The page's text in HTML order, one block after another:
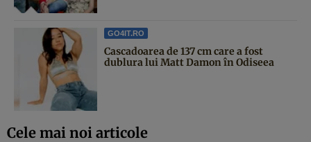
GO4IT.RO
Cascadoarea de 137 cm care a fost
dublura lui Matt Damon în Odiseea
Cele mai noi articole